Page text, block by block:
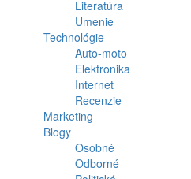
Literatúra
Umenie
Technológie
Auto-moto
Elektronika
Internet
Recenzie
Marketing
Blogy
Osobné
Odborné